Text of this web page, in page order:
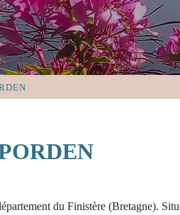
du Finistère (Bretagne).